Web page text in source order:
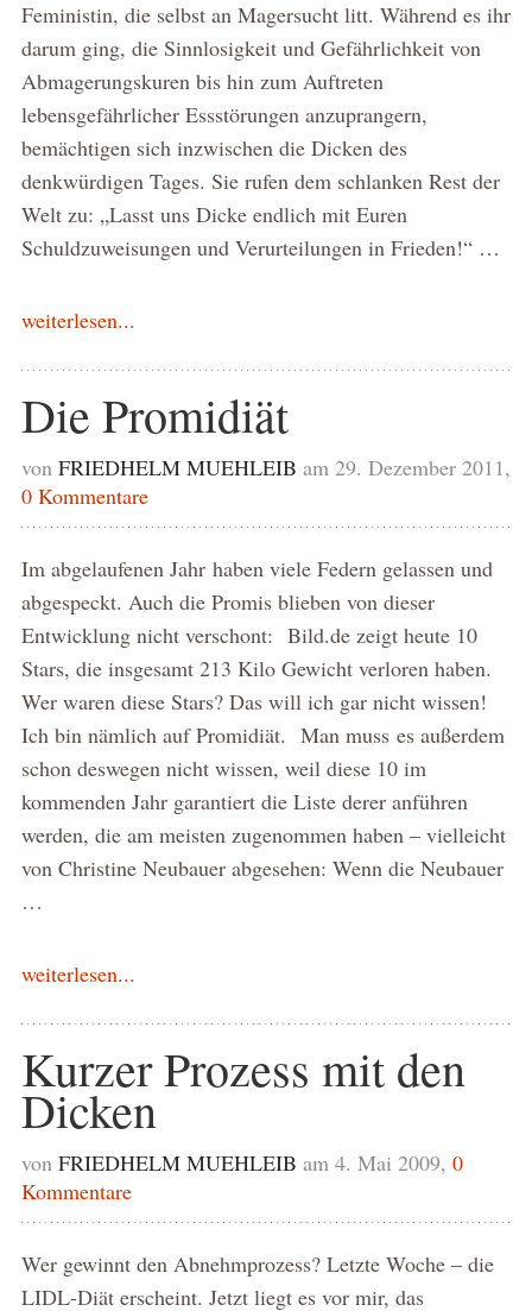
Feministin, die selbst an Magersucht litt. Während es ihr
darum ging, die Sinnlosigkeit und Gefährlichkeit von
Abmagerungskuren bis hin zum Auftreten
lebensgefährlicher Essstörungen anzuprangern,
bemächtigen sich inzwischen die Dicken des
denkwürdigen Tages. Sie rufen dem schlanken Rest der
Welt zu: „Lasst uns Dicke endlich mit Euren
Schuldzuweisungen und Verurteilungen in Frieden!“ …
weiterlesen...
Die Promidiät
von FRIEDHELM MUEHLEIB am 29. Dezember 2011,
0 Kommentare
Im abgelaufenen Jahr haben viele Federn gelassen und
abgespeckt. Auch die Promis blieben von dieser
Entwicklung nicht verschont: Bild.de zeigt heute 10
Stars, die insgesamt 213 Kilo Gewicht verloren haben.
Wer waren diese Stars? Das will ich gar nicht wissen!
Ich bin nämlich auf Promidiät. Man muss es außerdem
schon deswegen nicht wissen, weil diese 10 im
kommenden Jahr garantiert die Liste derer anführen
werden, die am meisten zugenommen haben – vielleicht
von Christine Neubauer abgesehen: Wenn die Neubauer
…
weiterlesen...
Kurzer Prozess mit den
Dicken
von FRIEDHELM MUEHLEIB am 4. Mai 2009, 0
Kommentare
Wer gewinnt den Abnehmprozess? Letzte Woche – die
LIDL-Diät erscheint. Jetzt liegt es vor mir, das